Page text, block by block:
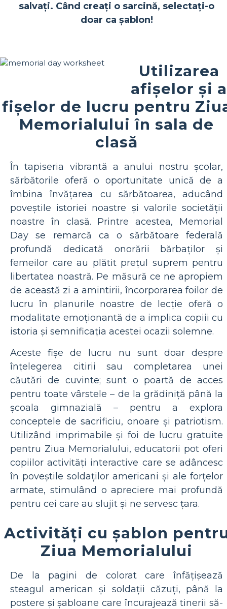
salvați. Când creați o sarcină, selectați-o
doar ca șablon!
Utilizarea
afișelor și a
fișelor de lucru pentru
Memorialului în sala de
clasă
În tapiseria vibrantă a anului nostru școlar,
sărbătorile oferă o oportunitate unică de a
îmbina învățarea cu sărbătoarea, aducând
poveștile istoriei noastre și valorile societății
noastre în clasă. Printre acestea, Memorial
Day se remarcă ca o sărbătoare federală
profundă dedicată onorării bărbaților și
femeilor care au plătit prețul suprem pentru
libertatea noastră. Pe măsură ce ne apropiem
de această zi a amintirii, încorporarea foilor de
lucru în planurile noastre de lecție oferă o
modalitate emoționantă de a implica copiii cu
istoria și semnificația acestei ocazii solemne.
Aceste fișe de lucru nu sunt doar despre
înțelegerea citirii sau completarea unei
căutări de cuvinte; sunt o poartă de acces
pentru toate vârstele – de la grădiniță până la
școala gimnazială – pentru a explora
conceptele de sacrificiu, onoare și patriotism.
Utilizând imprimabile și foi de lucru gratuite
pentru Ziua Memorialului, educatorii pot oferi
copiilor activități interactive care se adâncesc
în poveștile soldaților americani și ale forțelor
armate, stimulând o apreciere mai profundă
pentru cei care au slujit și ne servesc țara.
Activități cu șablon
Ziua Memorialului
De la pagini de colorat care înfățișează
steagul american și soldații căzuți, până la
postere și șabloane care încurajează tinerii să-